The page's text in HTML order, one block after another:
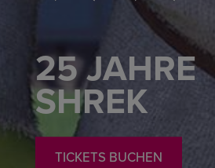
25 JAHRE
SHREK
TICKETS BUCHEN